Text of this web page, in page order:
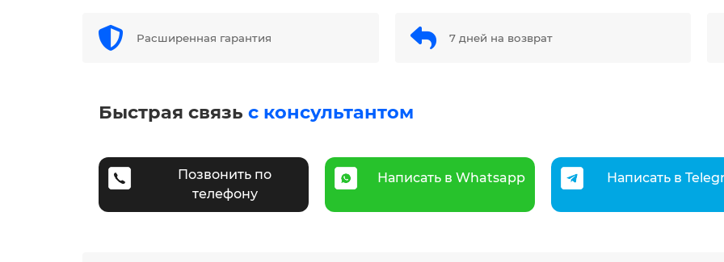
Расширенная гарантия 7 дней на возврат
Быстрая связь с консультантом
Позвонить по
телефону
Написать в Whatsapp Написать в